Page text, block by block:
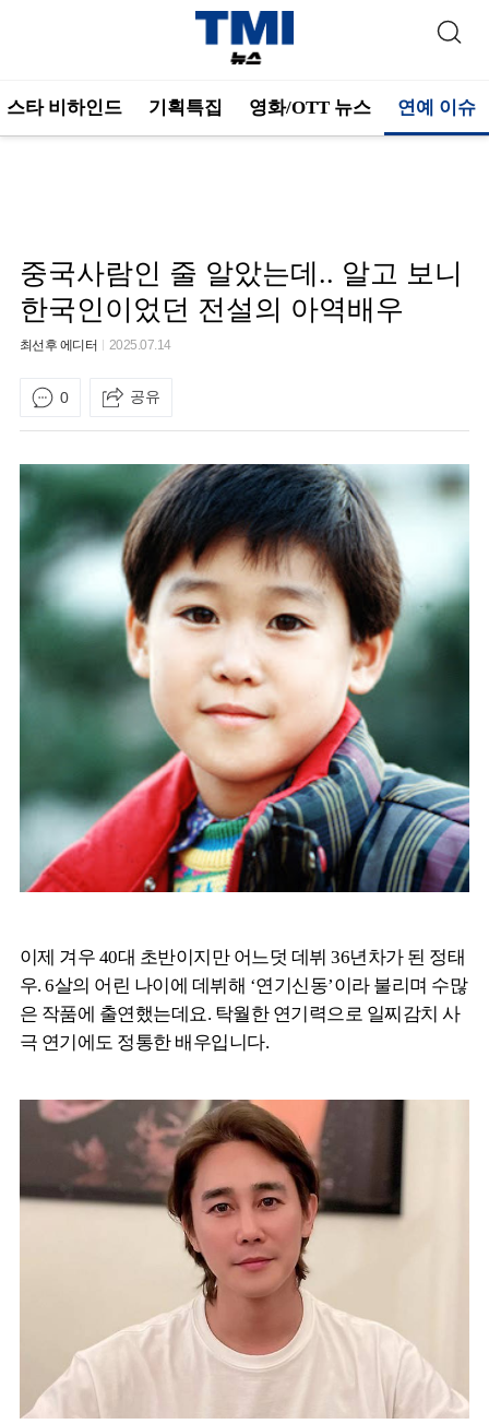
스타 비하인드 기획특집 영화/OTT 뉴스 연예 이슈
중국사람인 줄 알았는데.. 알고 보니
한국인이었던 전설의 아역배우
최선후 에디터 2025.07.14
0 공유
이제 겨우 40대 초반이지만 어느덧 데뷔 36년차가 된 정태
우. 6살의 어린 나이에 데뷔해 ‘연기신동’이라 불리며 수많
은 작품에 출연했는데요. 탁월한 연기력으로 일찌감치 사
극 연기에도 정통한 배우입니다.